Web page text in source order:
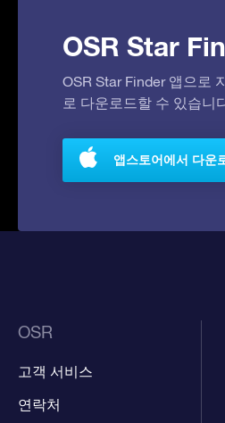
OSR Star
OSR Star Finder 앱으로
로 다운로드할 수 있습니
앱스토어에서 다운
OSR
고객 서비스
연락처